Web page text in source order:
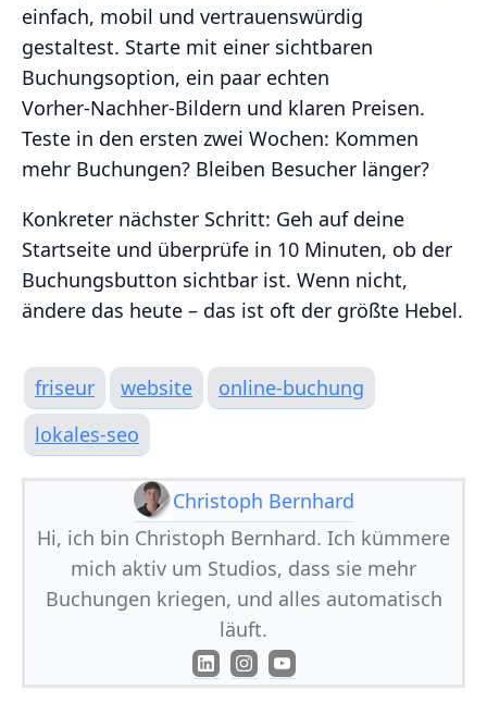
einfach, mobil und vertrauenswürdig
gestaltest. Starte mit einer sichtbaren
Buchungsoption, ein paar echten
Vorher‑Nachher‑Bildern und klaren Preisen.
Teste in den ersten zwei Wochen: Kommen
mehr Buchungen? Bleiben Besucher länger?
Konkreter nächster Schritt: Geh auf deine
Startseite und überprüfe in 10 Minuten, ob der
Buchungsbutton sichtbar ist. Wenn nicht,
ändere das heute – das ist oft der größte Hebel.
friseur website
online-buchung
lokales-seo
Christoph Bernhard
Hi, ich bin Christoph Bernhard. Ich kümmere
mich aktiv um Studios, dass sie mehr
Buchungen kriegen, und alles automatisch
läuft.